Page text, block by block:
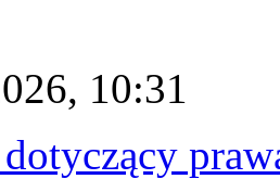
10:31